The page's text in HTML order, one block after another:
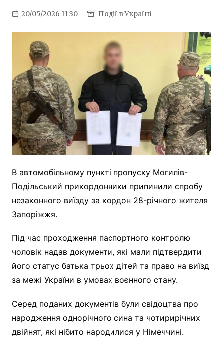
20/05/2026 11:30 Події в Україні
В автомобільному пункті пропуску Могилів-
Подільський прикордонники припинили спробу
незаконного виїзду за кордон 28-річного жителя
Запоріжжя.
Під час проходження паспортного контролю
чоловік надав документи, які мали підтвердити
його статус батька трьох дітей та право на виїзд
за межі України в умовах воєнного стану.
Серед поданих документів були свідоцтва про
народження однорічного сина та чотирирічних
двійнят, які нібито народилися у Німеччині.